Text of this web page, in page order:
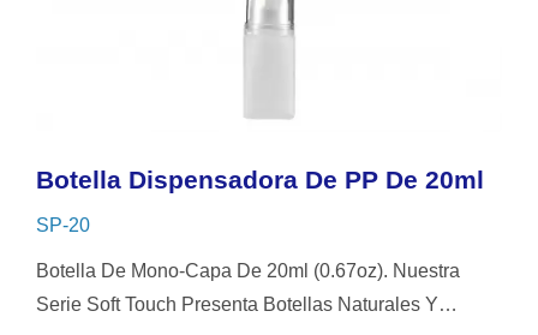
Botella Dispensadora De PP De 20ml
SP-20
Botella De Mono-Capa De 20ml (0.67oz). Nuestra
Serie Soft Touch Presenta Botellas Naturales Y